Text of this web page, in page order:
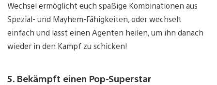
Wechsel ermöglicht euch spaßige Kombinationen aus
Spezial- und Mayhem-Fähigkeiten, oder wechselt
einfach und lasst einen Agenten heilen, um ihn danach
wieder in den Kampf zu schicken!
5. Bekämpft einen Pop-Superstar